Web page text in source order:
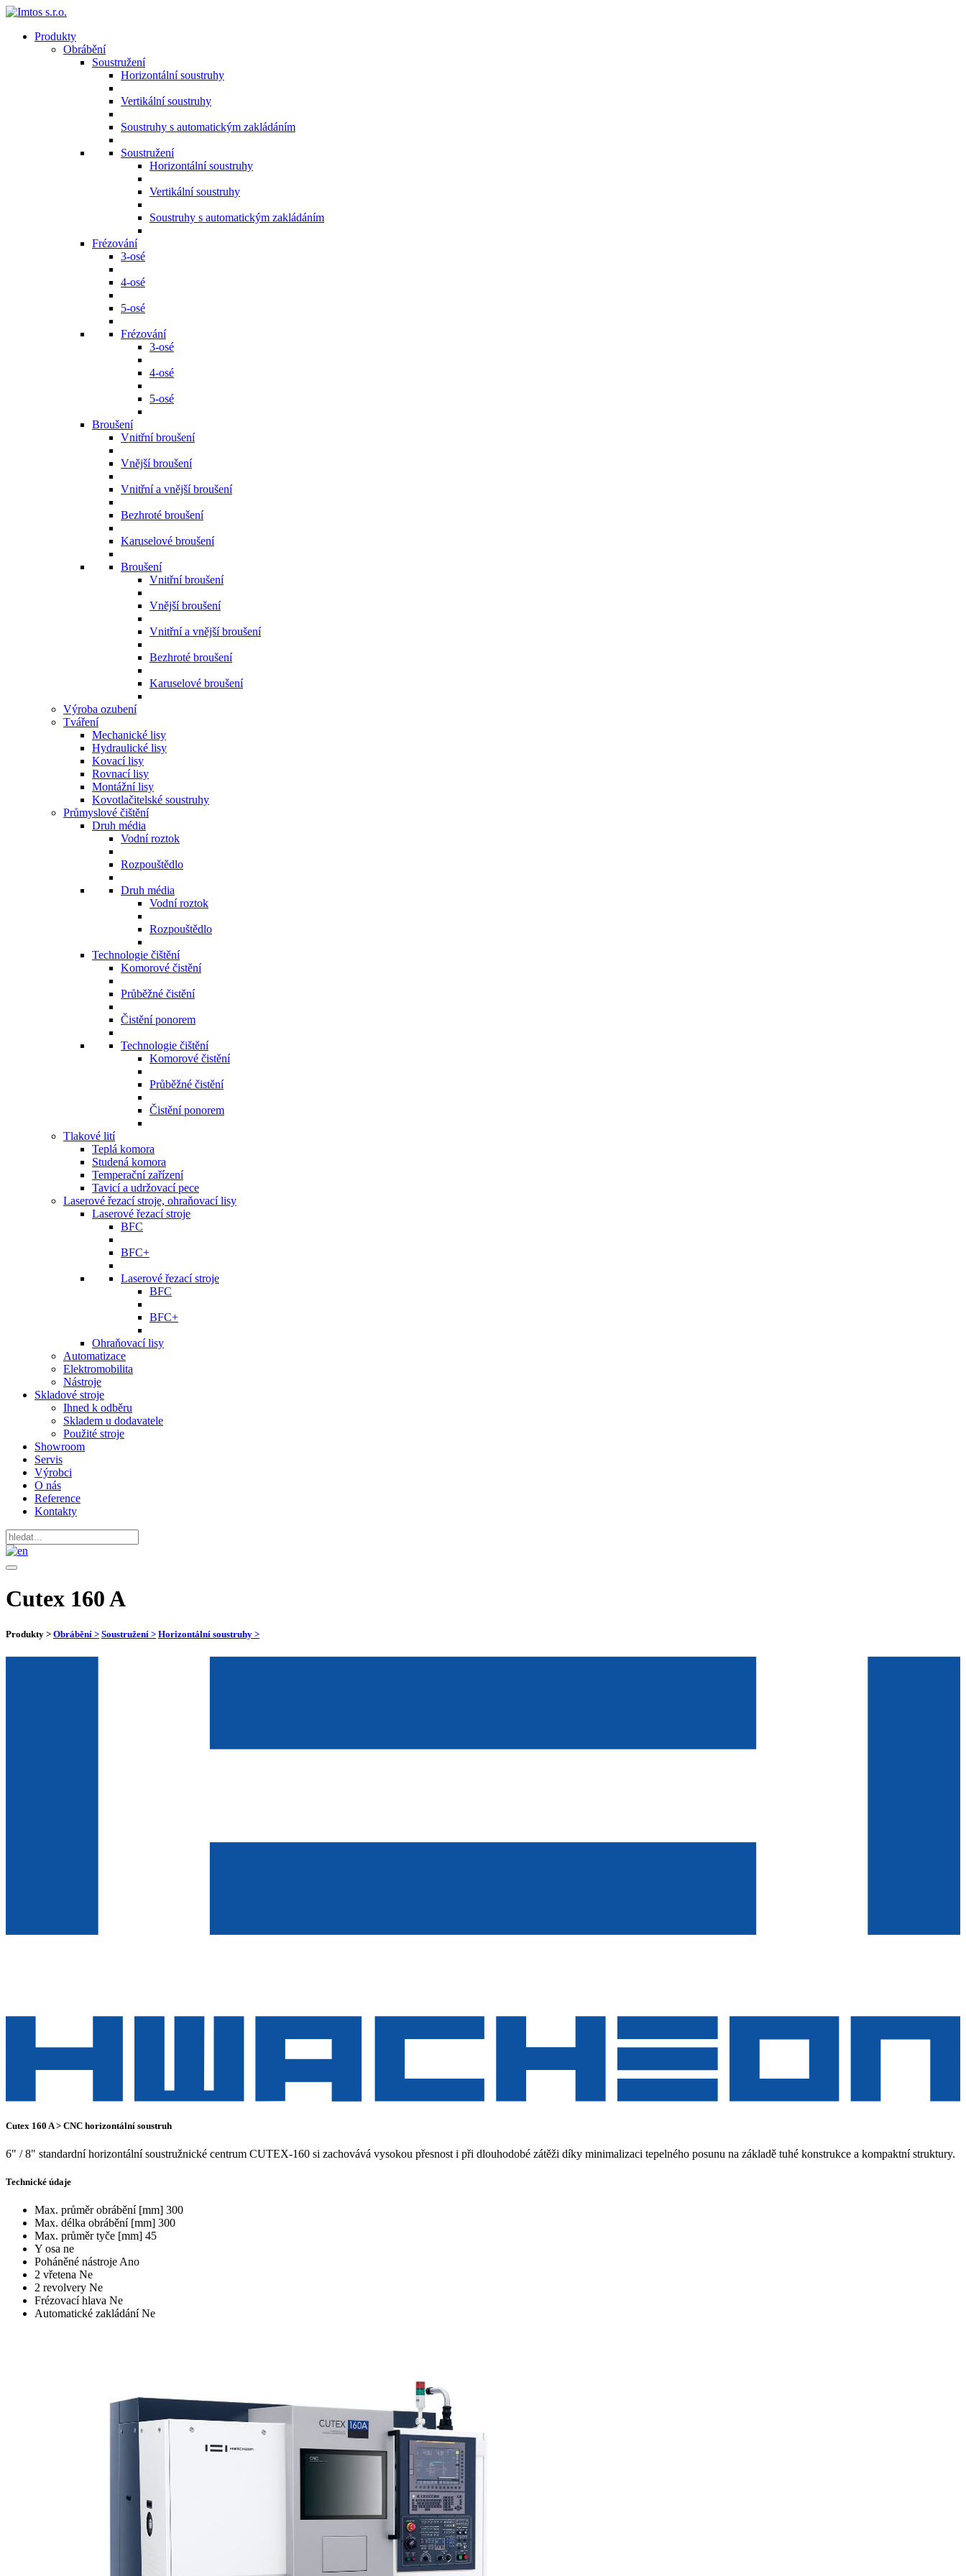
Produkty
Obrábění
Soustružení
Horizontální soustruhy
Vertikální soustruhy
Soustruhy s automatickým zakládáním
Soustružení
Horizontální soustruhy
Vertikální soustruhy
Soustruhy s automatickým zakládáním
Frézování
3-osé
4-osé
5-osé
Frézování
3-osé
4-osé
5-osé
Broušení
Vnitřní broušení
Vnější broušení
Vnitřní a vnější broušení
Bezhroté broušení
Karuselové broušení
Broušení
Vnitřní broušení
Vnější broušení
Vnitřní a vnější broušení
Bezhroté broušení
Karuselové broušení
Výroba ozubení
Tváření
Mechanické lisy
Hydraulické lisy
Kovací lisy
Rovnací lisy
Montážní lisy
Kovotlačitelské soustruhy
Průmyslové čištění
Druh média
Vodní roztok
Rozpouštědlo
Druh média
Vodní roztok
Rozpouštědlo
Technologie čištění
Komorové čistění
Průběžné čistění
Čistění ponorem
Technologie čištění
Komorové čistění
Průběžné čistění
Čistění ponorem
Tlakové lití
Teplá komora
Studená komora
Temperační zařízení
Tavicí a udržovací pece
Laserové řezací stroje, ohraňovací lisy
Laserové řezací stroje
BFC
BFC+
Laserové řezací stroje
BFC
BFC+
Ohraňovací lisy
Automatizace
Elektromobilita
Nástroje
Skladové stroje
Ihned k odběru
Skladem u dodavatele
Použité stroje
Showroom
Servis
Výrobci
O nás
Reference
Kontakty
Cutex 160 A
Produkty > Obrábění > Soustružení > Horizontální soustruhy >
Cutex 160 A > CNC horizontální soustruh
6" / 8" standardní horizontální soustružnické centrum CUTEX-160 si zachovává vysokou přesnost i při dlouhodobé zátěži díky minimalizaci tepelného posunu na základě tuhé konstrukce a kompaktní struktury.
Technické údaje
Max. průměr obrábění [mm] 300
Max. délka obrábění [mm] 300
Max. průměr tyče [mm] 45
Y osa ne
Poháněné nástroje Ano
2 vřetena Ne
2 revolvery Ne
Frézovací hlava Ne
Automatické zakládání Ne